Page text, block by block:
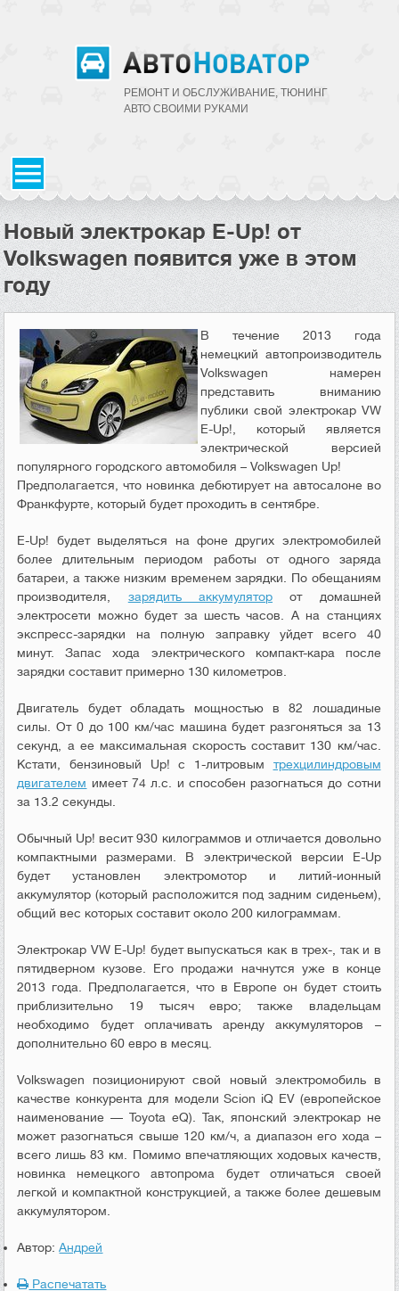
РЕМОНТ И ОБСЛУЖИВАНИЕ, ТЮНИНГ
АВТО CВОИМИ РУКАМИ
Новый электрокар E-Up! от
Volkswagen появится уже в этом
году
В течение 2013 года
немецкий автопроизводитель
Volkswagen намерен
представить вниманию
публики свой электрокар VW
E-Up!, который является
электрической версией
популярного городского автомобиля – Volkswagen Up!
Предполагается, что новинка дебютирует на автосалоне во
Франкфурте, который будет проходить в сентябре.
E-Up! будет выделяться на фоне других электромобилей
более длительным периодом работы от одного заряда
батареи, а также низким временем зарядки. По обещаниям
производителя, зарядить аккумулятор от домашней
электросети можно будет за шесть часов. А на станциях
экспресс-зарядки на полную заправку уйдет всего 40
минут. Запас хода электрического компакт-кара после
зарядки составит примерно 130 километров.
Двигатель будет обладать мощностью в 82 лошадиные
силы. От 0 до 100 км/час машина будет разгоняться за 13
секунд, а ее максимальная скорость составит 130 км/час.
Кстати, бензиновый Up! с 1-литровым трехцилиндровым
двигателем имеет 74 л.с. и способен разогнаться до сотни
за 13.2 секунды.
Обычный Up! весит 930 килограммов и отличается довольно
компактными размерами. В электрической версии E-Up
будет установлен электромотор и литий-ионный
аккумулятор (который расположится под задним сиденьем),
общий вес которых составит около 200 килограммам.
Электрокар VW E-Up! будет выпускаться как в трех-, так и в
пятидверном кузове. Его продажи начнутся уже в конце
2013 года. Предполагается, что в Европе он будет стоить
приблизительно 19 тысяч евро; также владельцам
необходимо будет оплачивать аренду аккумуляторов –
дополнительно 60 евро в месяц.
Volkswagen позиционируют свой новый электромобиль в
качестве конкурента для модели Scion iQ EV (европейское
наименование — Toyota eQ). Так, японский электрокар не
может разогнаться свыше 120 км/ч, а диапазон его хода –
всего лишь 83 км. Помимо впечатляющих ходовых качеств,
новинка немецкого автопрома будет отличаться своей
легкой и компактной конструкцией, а также более дешевым
аккумулятором.
Автор:Андрей
Распечатать